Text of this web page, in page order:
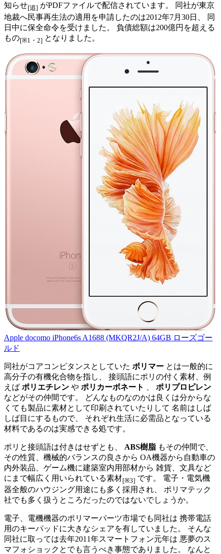
知らせ[追] がPDFファイルで配信されています。 同社が東京
地裁へ民事再生法の適用を申請したのは2012年7月30日、 同
日中に保全命令を受けました。 負債総額は200億円を超える
もの[※1・2] となりました。
Apple docomo iPhone6s A1688 (MKQR2J/A) 64GB ローズゴー
ルド
同社がコアコンピタンスとしていた ポリマー とは一般的に
高分子の有機化合物を指し、 接頭語にポリの付く素材、例
えば ポリエチレン や ポリカーボネート
ポリプロピレン
などがその仲間です。 どんなものなのかは良くは分からな
くても製品に素材として印刷されていたりして 名前はしば
しば目にするもので、 それぞれ生活に必需品となっている
材料であるのは実感できる処です。
ポリと接頭語は付きはせずとも、 ABS樹脂 もその仲間で、
その性質、機械的バランスの良さから OA機器から自動車の
内外装品、ゲーム機に建築室内用部材から 雑貨、文具など
にまで幅広く用いられている素材[※3] です。 電子・電気機
器全般のハウジング用途にも多く採用され、 ポリマテック
社でも多く扱うところだったのではないでしょうか。
電子、電機機器のポリマーパーツ市場でも同社は 携帯電話
用のキーパッドに大きなシェアを有していました。 そんな
同社に取っては去年2011年スマートフォン元年は 悪夢のス
マフォショックとでも言うべき事態でありました。 なんと